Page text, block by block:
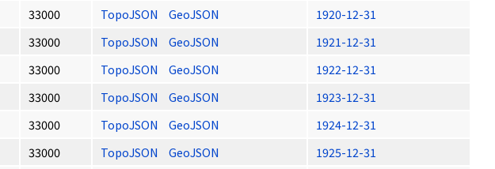
33000 TopoJSON GeoJSON
1920-12-31
33000 TopoJSON GeoJSON
1921-12-31
33000 TopoJSON GeoJSON
1922-12-31
33000 TopoJSON GeoJSON
1923-12-31
33000 TopoJSON GeoJSON
1924-12-31
33000 TopoJSON GeoJSON
1925-12-31